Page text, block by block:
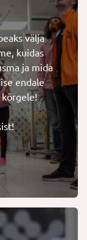
välja
kuidas
ja mida
endale